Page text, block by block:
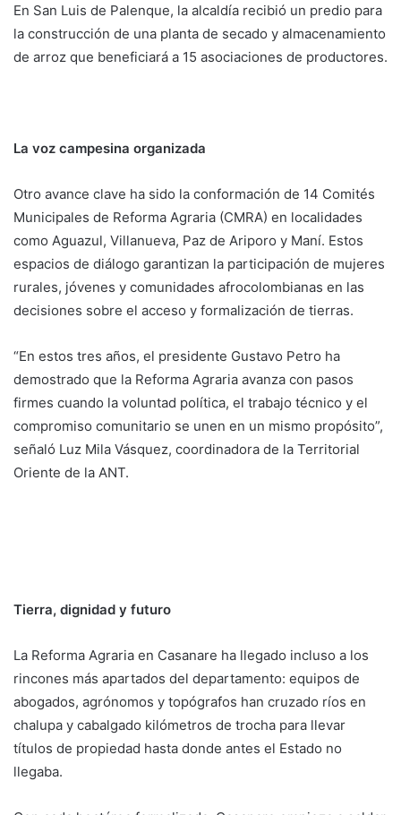
En San Luis de Palenque, la alcaldía recibió un predio para
la construcción de una planta de secado y almacenamiento
de arroz que beneficiará a 15 asociaciones de productores.
La voz campesina organizada
Otro avance clave ha sido la conformación de 14 Comités
Municipales de Reforma Agraria (CMRA) en localidades
como Aguazul, Villanueva, Paz de Ariporo y Maní. Estos
espacios de diálogo garantizan la participación de mujeres
rurales, jóvenes y comunidades afrocolombianas en las
decisiones sobre el acceso y formalización de tierras.
“En estos tres años, el presidente Gustavo Petro ha
demostrado que la Reforma Agraria avanza con pasos
firmes cuando la voluntad política, el trabajo técnico y el
compromiso comunitario se unen en un mismo propósito”,
señaló Luz Mila Vásquez, coordinadora de la Territorial
Oriente de la ANT.
Tierra, dignidad y futuro
La Reforma Agraria en Casanare ha llegado incluso a los
rincones más apartados del departamento: equipos de
abogados, agrónomos y topógrafos han cruzado ríos en
chalupa y cabalgado kilómetros de trocha para llevar
títulos de propiedad hasta donde antes el Estado no
llegaba.